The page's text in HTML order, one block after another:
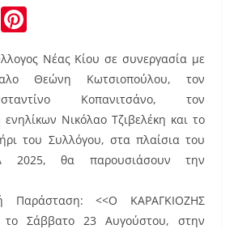
X
er
e
st
Νέας Κίου σε συνεργασία με
Θεώνη Κωτσιοπούλου, τον
Κοπανιτσάνο, τον
ενηλίκων Νικόλαο Τζιβελέκη και το
του Συλλόγου, στα πλαίσια του
2025, θα παρουσιάσουν την
Παράσταση: <<Ο ΚΑΡΑΓΚΙΟΖΗΣ
το Σάββατο 23 Αυγούστου, στην